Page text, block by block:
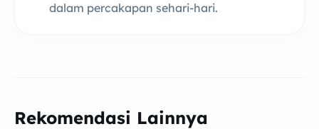
dalam percakapan sehari-hari.
Rekomendasi Lainnya